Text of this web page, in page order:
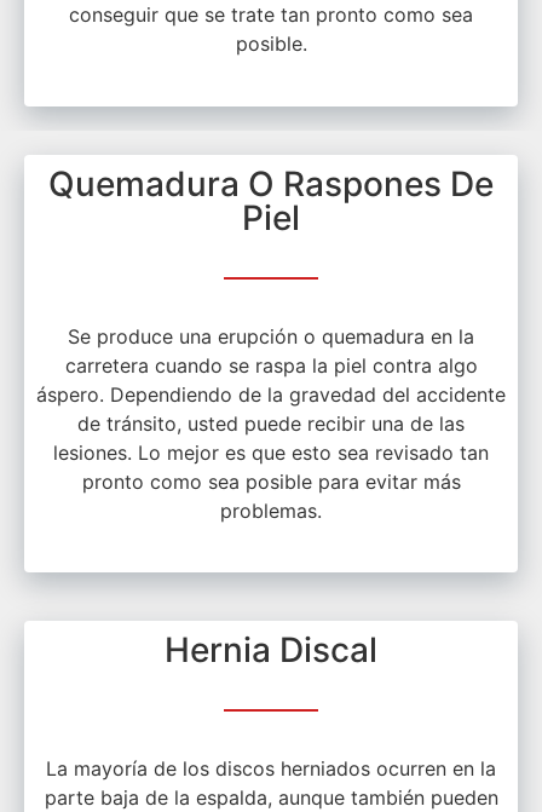
conseguir que se trate tan pronto como sea
posible.
Quemadura O Raspones De
Piel
Se produce una erupción o quemadura en la
carretera cuando se raspa la piel contra algo
áspero. Dependiendo de la gravedad del accidente
de tránsito, usted puede recibir una de las
lesiones. Lo mejor es que esto sea revisado tan
pronto como sea posible para evitar más
problemas.
Hernia Discal
La mayoría de los discos herniados ocurren en la
parte baja de la espalda, aunque también pueden